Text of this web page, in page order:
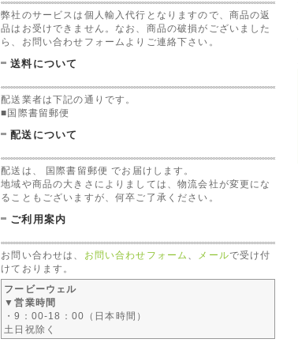
弊社のサービスは個人輸入代行となりますので、商品の返
品はお受けできません。なお、商品の破損がございました
ら、お問い合わせフォームよりご連絡下さい。
送料について
配送業者は下記の通りです。
■国際書留郵便
配送について
配送は、 国際書留郵便 でお届けします。
地域や商品の大きさによりましては、物流会社が変更にな
ることもございますが、何卒ご了承ください。
ご利用案内
お問い合わせは、 お問い合わせフォーム メールで受け付
けております。
フービーウェル
▼営業時間
・9：00-18：00（日本時間）
土日祝除く